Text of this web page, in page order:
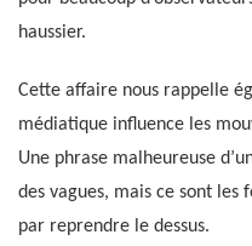
haussier.
Cette affaire nous rappelle
médiatique influence les
Une phrase malheureuse
des vagues, mais ce sont les
par reprendre le dessus.